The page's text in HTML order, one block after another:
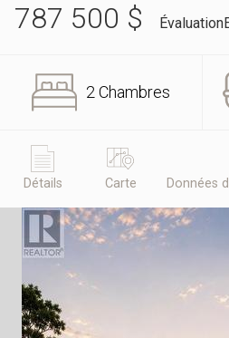
787 500 $
2 Chambres
Détails Carte Données